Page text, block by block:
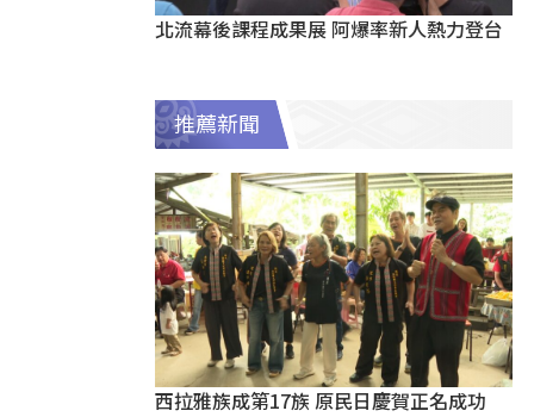
北流幕後課程成果展 阿爆率新人熱力登台
推薦新聞
西拉雅族成第17族 原民日慶賀正名成功